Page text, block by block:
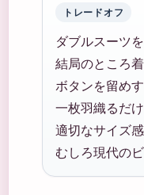
トレードオフ
ダブルスーツ
結局のところ
ボタンを留め
一枚羽織るだ
適切なサイズ
むしろ現代の